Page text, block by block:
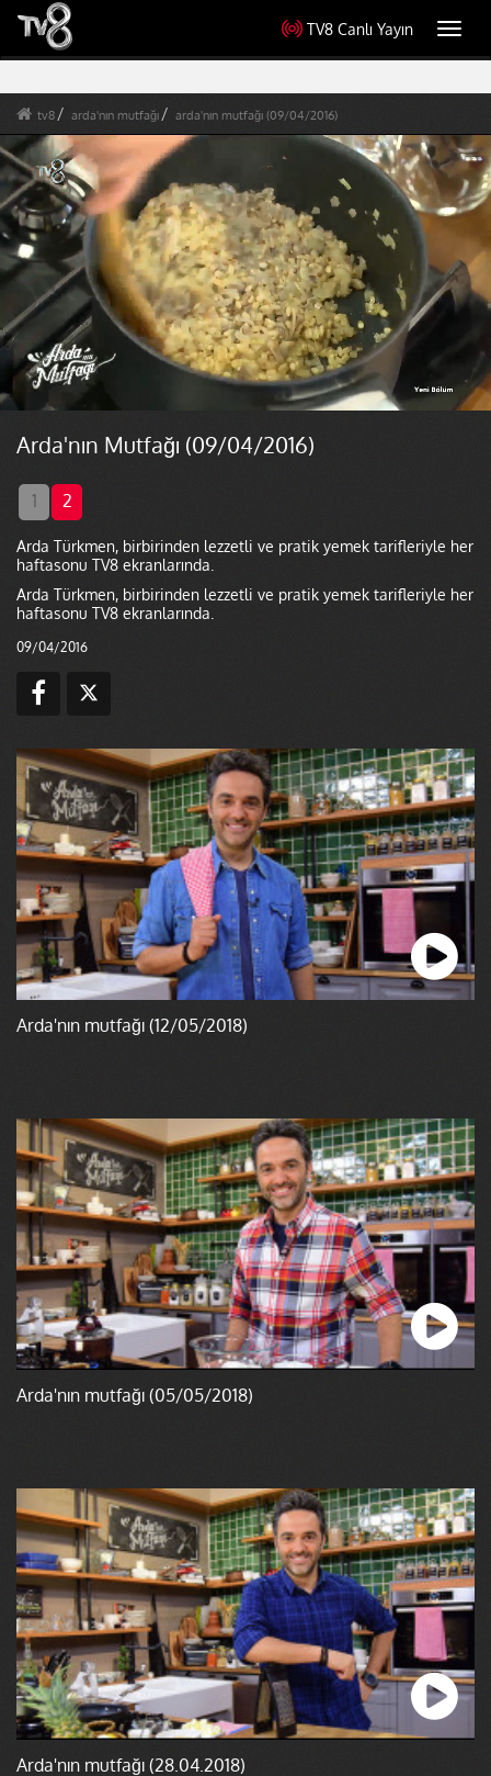
TV8 Canlı Yayın
tv8 arda'nın mutfağı arda'nın mutfağı (09/04/2016)
Arda'nın Mutfağı (09/04/2016)
1 2
Arda Türkmen, birbirinden lezzetli ve pratik yemek tarifleriyle her
haftasonu TV8 ekranlarında.
Arda Türkmen, birbirinden lezzetli ve pratik yemek tarifleriyle her
haftasonu TV8 ekranlarında.
09/04/2016
Arda'nın mutfağı (12/05/2018)
Arda'nın mutfağı (05/05/2018)
Arda'nın mutfağı (28.04.2018)